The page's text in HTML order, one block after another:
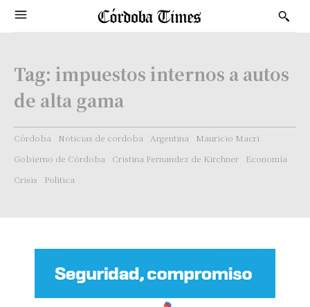
Tag: impuestos internos a autos
de alta gama
Córdoba Noticias de cordoba Argentina
Mauricio Macri
Gobierno de Córdoba
Cristina Fernandez de Kirchner
Economía
Crisis
Politica